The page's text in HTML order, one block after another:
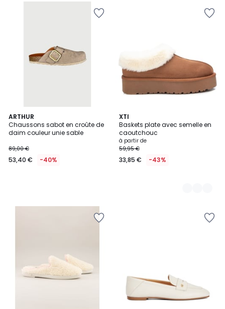
ARTHUR
Chaussons sabot en croûte de
daim couleur unie sable
89,00 €
53,40 € -40%
XTI
Baskets plate avec semelle en
caoutchouc
à partir de
59,95 €
33,85 € -43%
2
Couleurs